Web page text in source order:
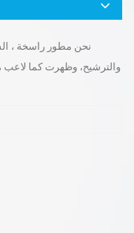
نحن مطور راسخة ،
والترشيح، وظهرت كما لاعب